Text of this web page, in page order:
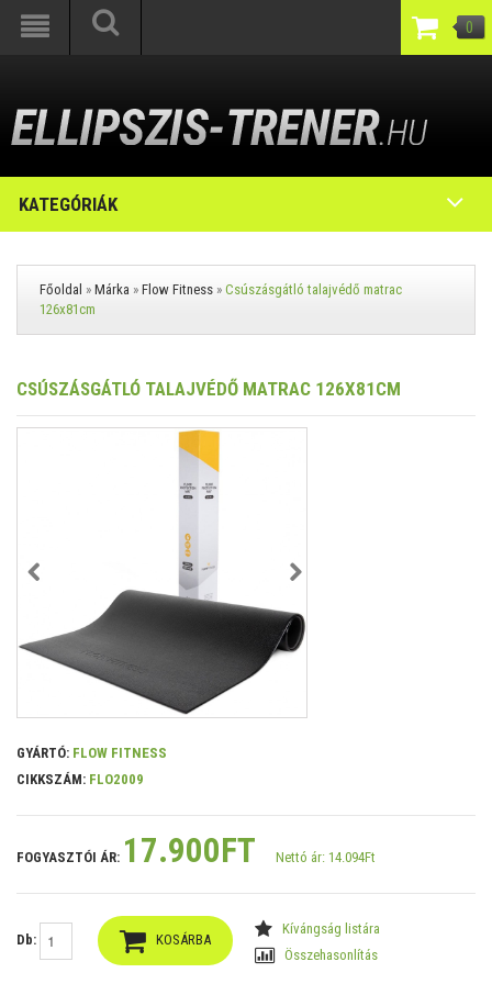
0
KATEGÓRIÁK
Főoldal » Márka » Flow Fitness » Csúszásgátló talajvédő matrac
126x81cm
CSÚSZÁSGÁTLÓ TALAJVÉDŐ MATRAC 126X81CM
GYÁRTÓ: FLOW FITNESS
CIKKSZÁM: FLO2009
FOGYASZTÓI ÁR: 17.900FT Nettó ár: 14.094Ft
Db: KOSÁRBA
Kívángság listára
Összehasonlítás